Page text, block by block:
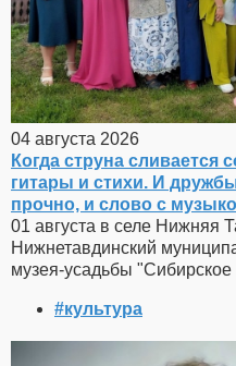
04 августа 2026
Когда струна сливается
гитары и стихи. И
прочно, и слово с
01 августа в селе Нижняя
Нижнетавдинский
музея-усадьбы
#культура